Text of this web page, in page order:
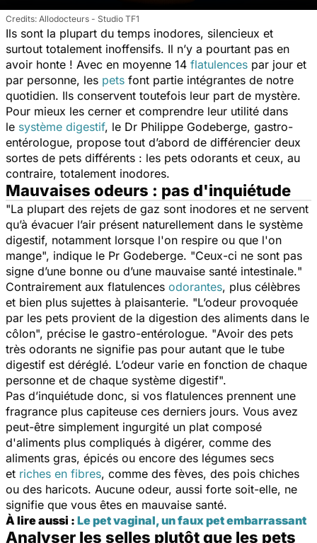
Allodocteurs - Studio TF1
Ils sont la plupart du temps inodores, silencieux et
surtout totalement inoffensifs. Il n’y a pourtant pas en
avoir honte ! Avec en moyenne 14 flatulences par jour et
par personne, les pets font partie intégrantes de notre
quotidien. Ils conservent toutefois leur part de mystère.
Pour mieux les cerner et comprendre leur utilité dans
le système digestif, le Dr Philippe Godeberge, gastro-
entérologue, propose tout d’abord de différencier deux
sortes de pets différents : les pets odorants et ceux, au
contraire, totalement inodores.
Mauvaises odeurs : pas d'inquiétude
"La plupart des rejets de gaz sont inodores et ne servent
qu’à évacuer l’air présent naturellement dans le système
digestif, notamment lorsque l'on respire ou que l'on
mange", indique le Pr Godeberge. "Ceux-ci ne sont pas
signe d’une bonne ou d’une mauvaise santé intestinale."
Contrairement aux flatulences odorantes, plus célèbres
et bien plus sujettes à plaisanterie. "L’odeur provoquée
par les pets provient de la digestion des aliments dans le
côlon", précise le gastro-entérologue. "Avoir des pets
très odorants ne signifie pas pour autant que le tube
digestif est déréglé. L’odeur varie en fonction de chaque
personne et de chaque système digestif".
Pas d’inquiétude donc, si vos flatulences prennent une
fragrance plus capiteuse ces derniers jours. Vous avez
peut-être simplement ingurgité un plat composé
d'aliments plus compliqués à digérer, comme des
aliments gras, épicés ou encore des légumes secs
et riches en fibres, comme des fèves, des pois chiches
ou des haricots. Aucune odeur, aussi forte soit-elle, ne
signifie que vous êtes en mauvaise santé.
À lire aussi : Le pet vaginal, un faux pet embarrassant
Analyser les selles plutôt que les pets